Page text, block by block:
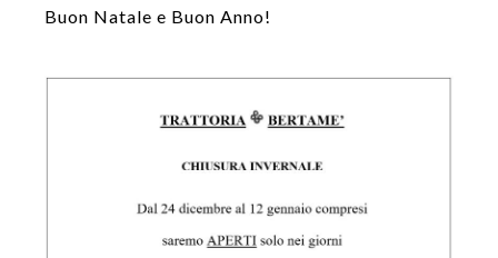
Buon Natale e Buon Anno!